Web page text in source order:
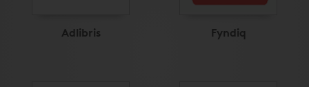
Adlibris Fyndiq